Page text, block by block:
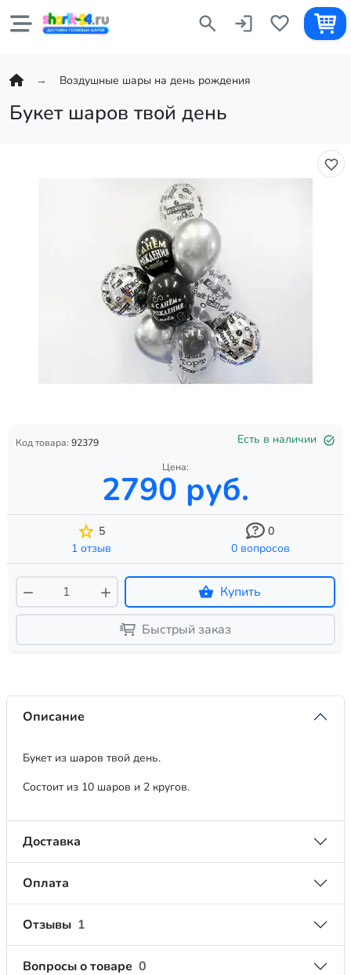
Воздушные шары на день рождения
Букет шаров твой день
Код товара: 92379 Есть в наличии
Цена:
2790 руб.
5
1 отзыв
0
0 вопросов
Купить
Быстрый заказ
Описание
Букет из шаров твой день.
Состоит из 10 шаров и 2 кругов.
Доставка
Оплата
Отзывы 1
Вопросы о товаре 0